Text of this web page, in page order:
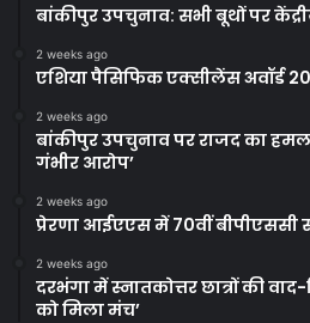
बांकीपुर उपचुनाव: सभी बूथों पर
2 weeks ago
एशिया पैसिफिक एक्सीलेंस अवॉर्ड
2 weeks ago
बांकीपुर उपचुनाव पर राजद का
गंभीर आरोप’
2 weeks ago
प्रेरणा आईएएस में 70वीं बीपीएससी
2 weeks ago
दरभंगा में स्नातकोत्तर छात्रों की वाद-
को मिला मंच’